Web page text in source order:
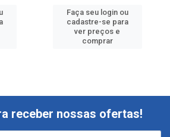
Faça seu login ou
cadastre-se para
ver preços e
comprar
receber nossas ofertas!